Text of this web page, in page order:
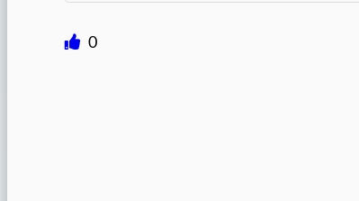
0